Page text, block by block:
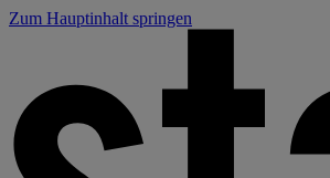
Zum Hauptinhalt springen